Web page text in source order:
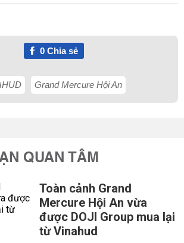
0Chia sẻ
Grand Mercure Hội An
QUAN TÂM
Toàn cảnh Grand
Mercure Hội An vừa
được DOJI Group mua lại
từ Vinahud